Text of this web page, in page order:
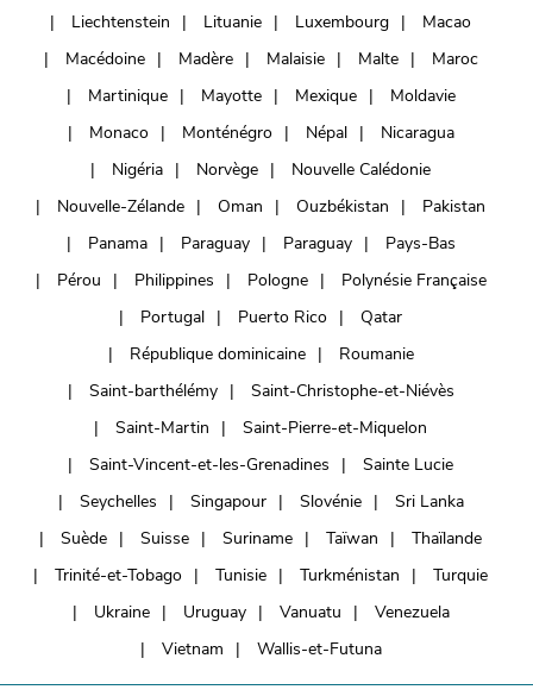
Liechtenstein
Lituanie Luxembourg
Macao
Macédoine
Madère Malaisie Malte
Maroc
Martinique
Mayotte Mexique
Moldavie
Monaco
Monténégro Népal
Nicaragua
Nigéria
Norvège
Nouvelle Calédonie
Nouvelle-Zélande
Oman Ouzbékistan
Pakistan
Panama
Paraguay Paraguay
Pays-Bas
Pérou
Philippines Pologne
Polynésie Française
Portugal
Puerto Rico
Qatar
République dominicaine
Roumanie
Saint-barthélémy
Saint-Christophe-et-Niévès
Saint-Martin
Saint-Pierre-et-Miquelon
Saint-Vincent-et-les-Grenadines
Sainte Lucie
Seychelles
Singapour Slovénie
Sri Lanka
Suède
Suisse Suriname Taïwan
Thaïlande
Trinité-et-Tobago
Tunisie Turkménistan
Turquie
Ukraine
Uruguay Vanuatu
Venezuela
Vietnam
Wallis-et-Futuna